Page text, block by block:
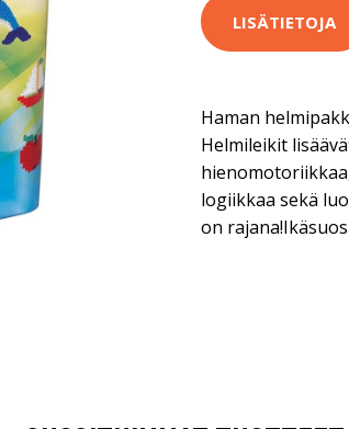
LISÄTIETOJA
Haman
Helmileikit
logiikkaa sekä
on